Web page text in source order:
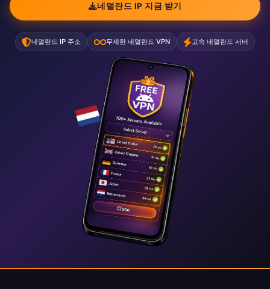
네덜란드 IP 지금 받기
네덜란드 IP 주소 무제한 네덜란드 VPN 고속 네덜란드 서버